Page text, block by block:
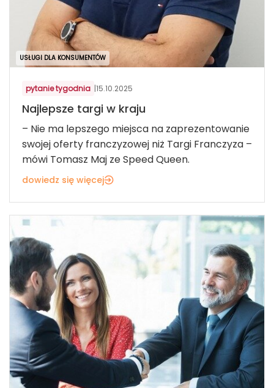
USŁUGI DLA KONSUMENTÓW
pytanie tygodnia |15.10.2025
Najlepsze targi w kraju
– Nie ma lepszego miejsca na zaprezentowanie
swojej oferty franczyzowej niż Targi Franczyza –
mówi Tomasz Maj ze Speed Queen.
dowiedz się więcej